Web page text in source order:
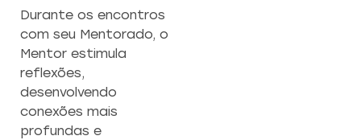
Durante os encontros
com seu Mentorado, o
Mentor estimula
reflexões,
desenvolvendo
conexões mais
profundas e